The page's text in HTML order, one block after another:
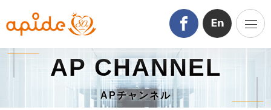
AP CHANNEL
APチャンネル